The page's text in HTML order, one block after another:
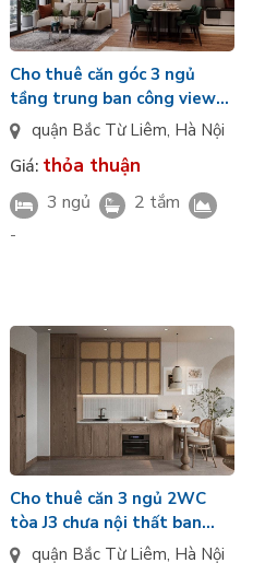
Cho thuê căn góc 3 ngủ
tầng trung ban công view
Panorama chưa nội thất tòa
CT2 Jade Square Cổ Nhuế
quận Bắc Từ Liêm, Hà Nội
Giá: thỏa thuận
3 ngủ
2 tắm
-
Cho thuê căn 3 ngủ 2WC
tòa J3 chưa nội thất ban
công kính LowE view thấp
quận Bắc Từ Liêm, Hà Nội